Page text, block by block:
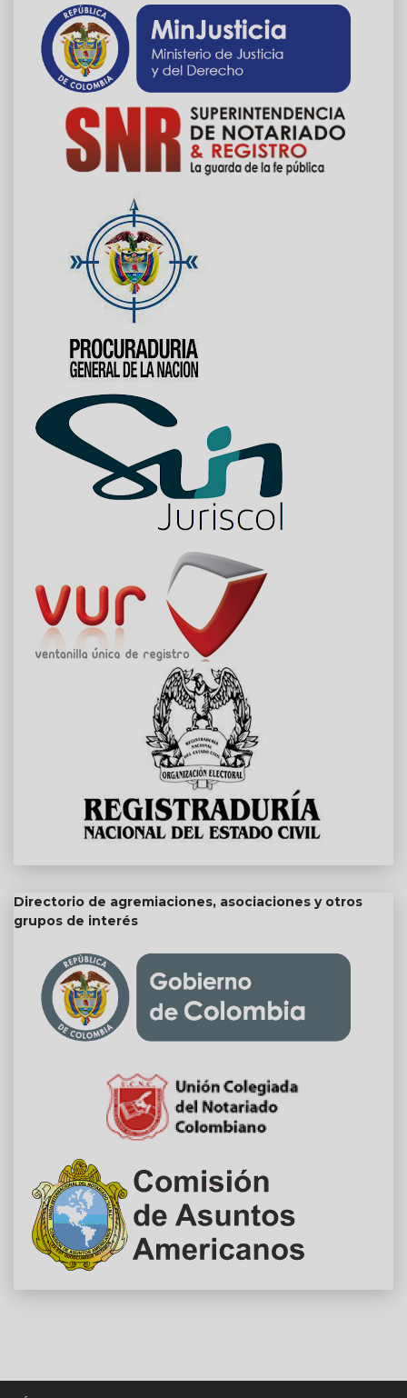
Directorio de agremiaciones, asociaciones y otros
grupos de interés